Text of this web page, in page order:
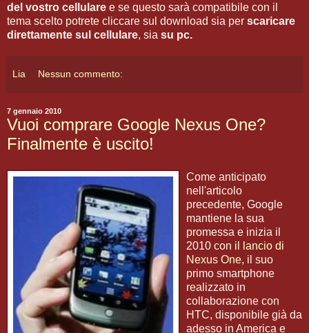
del vostro cellulare e se questo sarà compatibile con il
tema scelto potrete cliccare sul download sia per scaricare
direttamente sul cellulare, sia su pc.
Lia Nessun commento:
7 gennaio 2010
Vuoi comprare Google Nexus One?
Finalmente è uscito!
Come anticipato
nell'articolo
precedente, Google
mantiene la sua
promessa e inizia il
2010 con il lancio di
Nexus One, il suo
primo smartphone
realizzato in
collaborazione con
HTC, disponibile già da
adesso in America e